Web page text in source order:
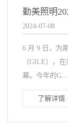
勤美照明
2024-07-08
6 月 9 日，为
（GILE），
幕。今年的G...
了解详情